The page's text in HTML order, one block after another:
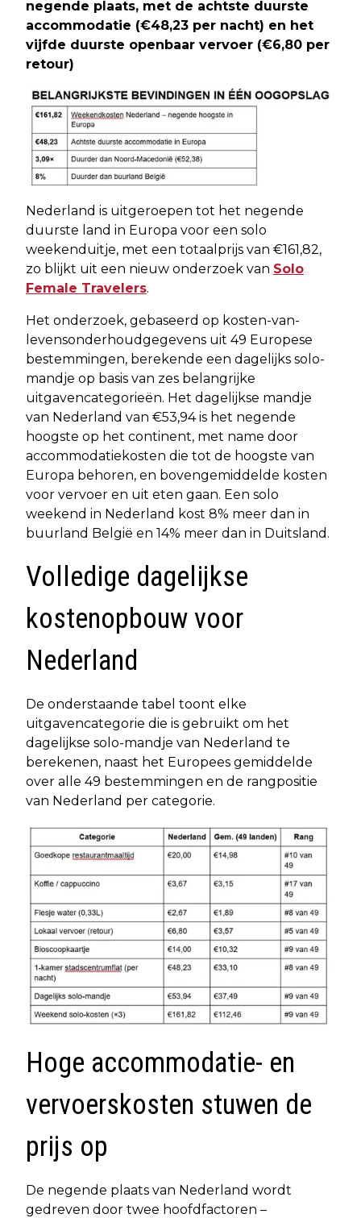
negende plaats, met de achtste duurste
accommodatie (€48,23 per nacht) en het
vijfde duurste openbaar vervoer (€6,80 per
retour)
Nederland is uitgeroepen tot het negende
duurste land in Europa voor een solo
weekenduitje, met een totaalprijs van €161,82,
zo blijkt uit een nieuw onderzoek van Solo
Female Travelers.
Het onderzoek, gebaseerd op kosten-van-
levensonderhoudgegevens uit 49 Europese
bestemmingen, berekende een dagelijks solo-
mandje op basis van zes belangrijke
uitgavencategorieën. Het dagelijkse mandje
van Nederland van €53,94 is het negende
hoogste op het continent, met name door
accommodatiekosten die tot de hoogste van
Europa behoren, en bovengemiddelde kosten
voor vervoer en uit eten gaan. Een solo
weekend in Nederland kost 8% meer dan in
buurland België en 14% meer dan in Duitsland.
Volledige dagelijkse
kostenopbouw voor
Nederland
De onderstaande tabel toont elke
uitgavencategorie die is gebruikt om het
dagelijkse solo-mandje van Nederland te
berekenen, naast het Europees gemiddelde
over alle 49 bestemmingen en de rangpositie
van Nederland per categorie.
Hoge accommodatie- en
vervoerskosten stuwen de
prijs op
De negende plaats van Nederland wordt
gedreven door twee hoofdfactoren –